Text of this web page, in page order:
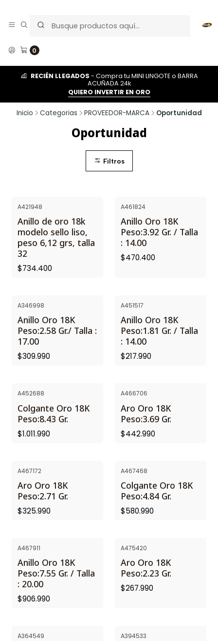
0
RECIÉN LLEGADOS - Compra tu MINI LINGOTE o BARRA
ACUÑADA 24k
QUIERO INVERTIR EN ORO
Inicio Categorias PROVEEDOR-MARCA Oportunidad
Oportunidad
Filtros
A421948
Anillo de oro 18k
modelo sello liso,
peso 6,12 grs, talla
32
$734.400
A461824
Anillo Oro 18K
Peso:3.92 Gr. / Talla
: 14.00
$470.400
A346998
Anillo Oro 18K
Peso:2.58 Gr./ Talla :
17.00
$309.990
A451517
Anillo Oro 18K
Peso:1.81 Gr. / Talla
: 14.00
$217.990
A452688
Colgante Oro 18K
Peso:8.43 Gr.
$1.011.990
A466706
Aro Oro 18K
Peso:3.69 Gr.
$442.990
A467172
Aro Oro 18K
Peso:2.71 Gr.
$325.990
A467468
Colgante Oro 18K
Peso:4.84 Gr.
$580.990
A467911
Anillo Oro 18K
Peso:7.55 Gr. / Talla
: 20.00
$906.990
A475420
Aro Oro 18K
Peso:2.23 Gr.
$267.990
A364549 A394533